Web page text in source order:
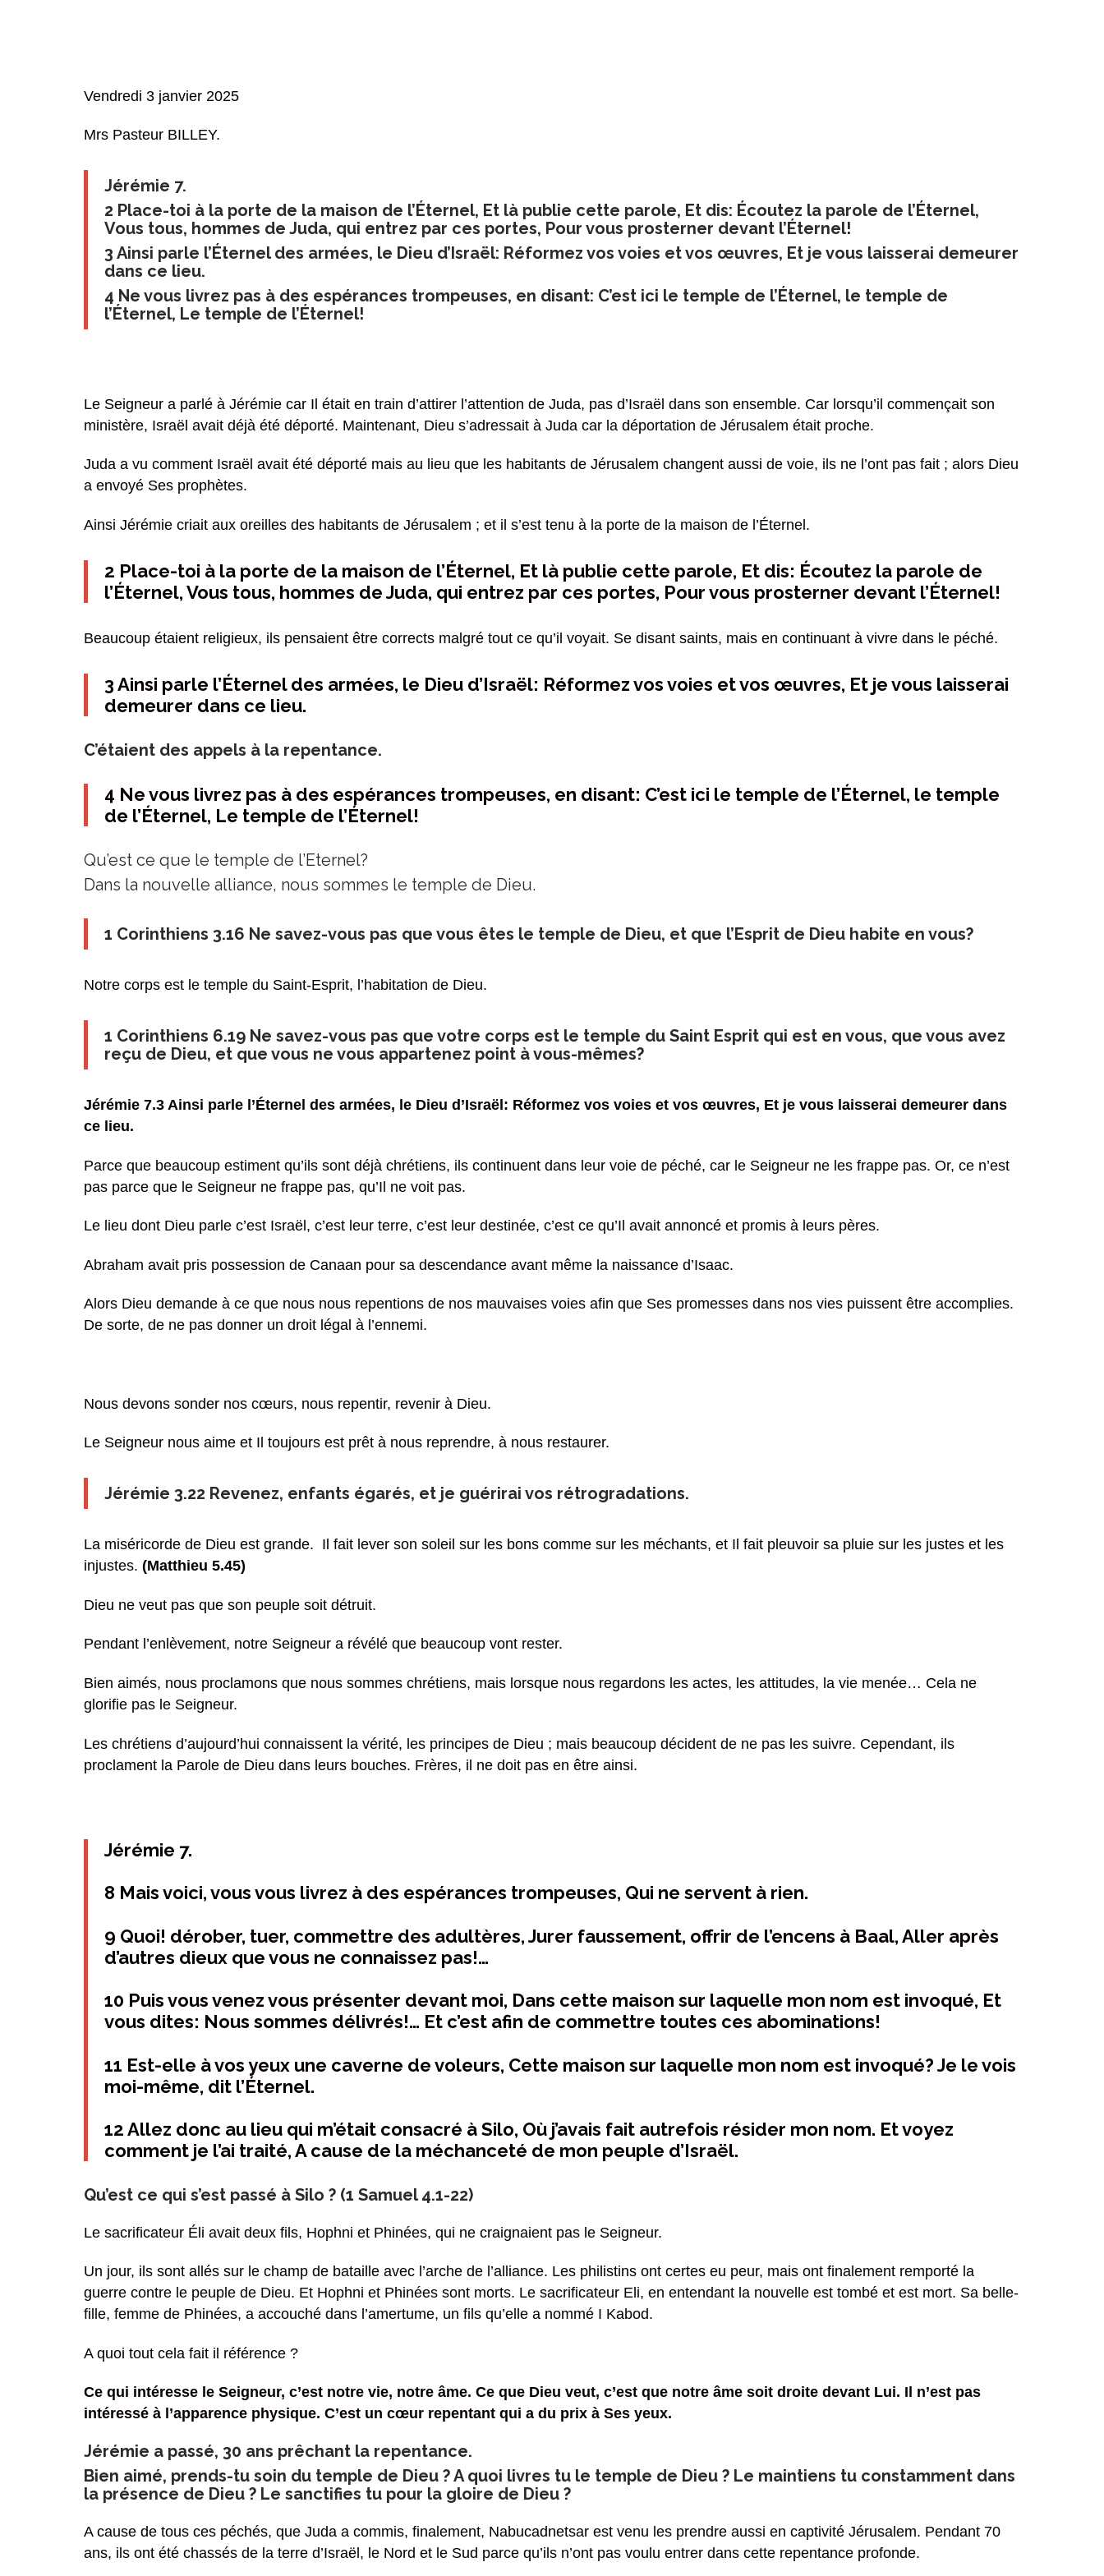
Vendredi 3 janvier 2025
Mrs Pasteur BILLEY.
Jérémie 7.
2 Place-toi à la porte de la maison de l’Éternel, Et là publie cette parole, Et dis: Écoutez la parole de l’Éternel,
Vous tous, hommes de Juda, qui entrez par ces portes, Pour vous prosterner devant l’Éternel!
3 Ainsi parle l’Éternel des armées, le Dieu d’Israël: Réformez vos voies et vos œuvres, Et je vous laisserai demeurer
dans ce lieu.
4 Ne vous livrez pas à des espérances trompeuses, en disant: C’est ici le temple de l’Éternel, le temple de
l’Éternel, Le temple de l’Éternel!
Le Seigneur a parlé à Jérémie car Il était en train d’attirer l’attention de Juda, pas d’Israël dans son ensemble. Car lorsqu’il commençait son
ministère, Israël avait déjà été déporté. Maintenant, Dieu s’adressait à Juda car la déportation de Jérusalem était proche.
Juda a vu comment Israël avait été déporté mais au lieu que les habitants de Jérusalem changent aussi de voie, ils ne l’ont pas fait ; alors Dieu
a envoyé Ses prophètes.
Ainsi Jérémie criait aux oreilles des habitants de Jérusalem ; et il s’est tenu à la porte de la maison de l’Éternel.
2 Place-toi à la porte de la maison de l’Éternel, Et là publie cette parole, Et dis: Écoutez la parole de
l’Éternel, Vous tous, hommes de Juda, qui entrez par ces portes, Pour vous prosterner devant l’Éternel!
Beaucoup étaient religieux, ils pensaient être corrects malgré tout ce qu’il voyait. Se disant saints, mais en continuant à vivre dans le péché.
3 Ainsi parle l’Éternel des armées, le Dieu d’Israël: Réformez vos voies et vos œuvres, Et je vous laisserai
demeurer dans ce lieu.
C’étaient des appels à la repentance.
4 Ne vous livrez pas à des espérances trompeuses, en disant: C’est ici le temple de l’Éternel, le temple
de l’Éternel, Le temple de l’Éternel!
Qu’est ce que le temple de l’Eternel?
Dans la nouvelle alliance, nous sommes le temple de Dieu.
1 Corinthiens 3.16 Ne savez-vous pas que vous êtes le temple de Dieu, et que l’Esprit de Dieu habite en vous?
Notre corps est le temple du Saint-Esprit, l’habitation de Dieu.
1 Corinthiens 6.19 Ne savez-vous pas que votre corps est le temple du Saint Esprit qui est en vous, que vous avez
reçu de Dieu, et que vous ne vous appartenez point à vous-mêmes?
Jérémie 7.3 Ainsi parle l’Éternel des armées, le Dieu d’Israël: Réformez vos voies et vos œuvres, Et je vous laisserai demeurer dans
ce lieu.
Parce que beaucoup estiment qu’ils sont déjà chrétiens, ils continuent dans leur voie de péché, car le Seigneur ne les frappe pas. Or, ce n’est
pas parce que le Seigneur ne frappe pas, qu’Il ne voit pas.
Le lieu dont Dieu parle c’est Israël, c’est leur terre, c’est leur destinée, c’est ce qu’Il avait annoncé et promis à leurs pères.
Abraham avait pris possession de Canaan pour sa descendance avant même la naissance d’Isaac.
Alors Dieu demande à ce que nous nous repentions de nos mauvaises voies afin que Ses promesses dans nos vies puissent être accomplies.
De sorte, de ne pas donner un droit légal à l’ennemi.
Nous devons sonder nos cœurs, nous repentir, revenir à Dieu.
Le Seigneur nous aime et Il toujours est prêt à nous reprendre, à nous restaurer.
Jérémie 3.22 Revenez, enfants égarés, et je guérirai vos rétrogradations.
La miséricorde de Dieu est grande. Il fait lever son soleil sur les bons comme sur les méchants, et Il fait pleuvoir sa pluie sur les justes et les
injustes. (Matthieu 5.45)
Dieu ne veut pas que son peuple soit détruit.
Pendant l’enlèvement, notre Seigneur a révélé que beaucoup vont rester.
Bien aimés, nous proclamons que nous sommes chrétiens, mais lorsque nous regardons les actes, les attitudes, la vie menée… Cela ne
glorifie pas le Seigneur.
Les chrétiens d’aujourd’hui connaissent la vérité, les principes de Dieu ; mais beaucoup décident de ne pas les suivre. Cependant, ils
proclament la Parole de Dieu dans leurs bouches. Frères, il ne doit pas en être ainsi.
Jérémie 7.
8 Mais voici, vous vous livrez à des espérances trompeuses, Qui ne servent à rien.
9 Quoi! dérober, tuer, commettre des adultères, Jurer faussement, offrir de l’encens à Baal, Aller après
d’autres dieux que vous ne connaissez pas!…
10 Puis vous venez vous présenter devant moi, Dans cette maison sur laquelle mon nom est invoqué, Et
vous dites: Nous sommes délivrés!… Et c’est afin de commettre toutes ces abominations!
11 Est-elle à vos yeux une caverne de voleurs, Cette maison sur laquelle mon nom est invoqué? Je le vois
moi-même, dit l’Éternel.
12 Allez donc au lieu qui m’était consacré à Silo, Où j’avais fait autrefois résider mon nom. Et voyez
comment je l’ai traité, A cause de la méchanceté de mon peuple d’Israël.
Qu’est ce qui s’est passé à Silo ? (1 Samuel 4.1-22)
Le sacrificateur Éli avait deux fils, Hophni et Phinées, qui ne craignaient pas le Seigneur.
Un jour, ils sont allés sur le champ de bataille avec l’arche de l’alliance. Les philistins ont certes eu peur, mais ont finalement remporté la
guerre contre le peuple de Dieu. Et Hophni et Phinées sont morts. Le sacrificateur Eli, en entendant la nouvelle est tombé et est mort. Sa belle-
fille, femme de Phinées, a accouché dans l’amertume, un fils qu’elle a nommé I Kabod.
A quoi tout cela fait il référence ?
Ce qui intéresse le Seigneur, c’est notre vie, notre âme. Ce que Dieu veut, c’est que notre âme soit droite devant Lui. Il n’est pas
intéressé à l’apparence physique. C’est un cœur repentant qui a du prix à Ses yeux.
Jérémie a passé, 30 ans prêchant la repentance.
Bien aimé, prends-tu soin du temple de Dieu ? A quoi livres tu le temple de Dieu ? Le maintiens tu constamment dans
la présence de Dieu ? Le sanctifies tu pour la gloire de Dieu ?
A cause de tous ces péchés, que Juda a commis, finalement, Nabucadnetsar est venu les prendre aussi en captivité Jérusalem. Pendant 70
ans, ils ont été chassés de la terre d’Israël, le Nord et le Sud parce qu’ils n’ont pas voulu entrer dans cette repentance profonde.